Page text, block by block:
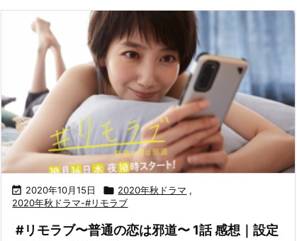
 2020年10月15日  2020年秋ドラマ ,
2020年秋ドラマ-#リモラブ
#リモラブ〜普通の恋は邪道〜 1話 感想｜設定